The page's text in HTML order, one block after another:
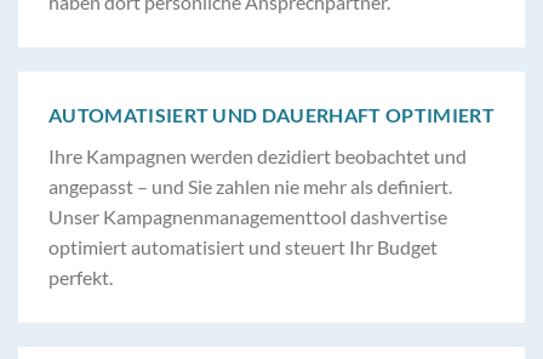
AUTOMATISIERT UND DAUERHAFT OPTIMIERT
Ihre Kampagnen werden dezidiert beobachtet und
angepasst – und Sie zahlen nie mehr als definiert.
Unser Kampagnenmanagementtool dashvertise
optimiert automatisiert und steuert Ihr Budget
perfekt.